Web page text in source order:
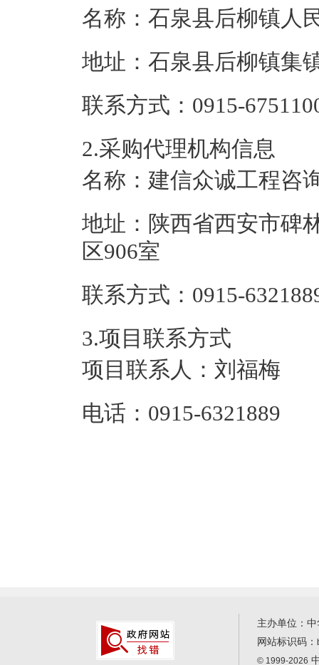
名称： 石泉县后柳镇人
地址： 石泉县后柳镇集
联系方式： 0915-
2.采购代理机构信息
名称： 建信众诚工程咨
地址： 陕西省西安市碑
区906室
联系方式： 0915-
3.项目联系方式
项目联系人： 刘福梅
电话： 0915-6321889
主办单位：
网站标识码：
© 1999-2026